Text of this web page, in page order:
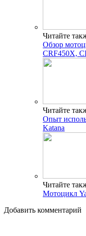
Читайте
Обзор
CRF450X,
Читайте
Опыт
Katana
Читайте
Мотоцикл
Добавить комментарий